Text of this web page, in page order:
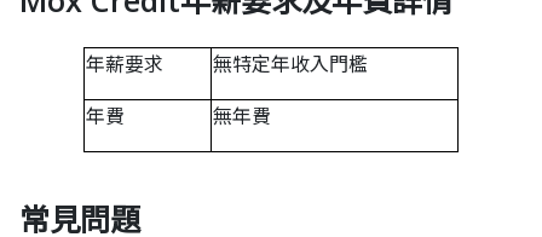
年薪要求
無特定年收入門檻
年費
無年費
常見問題